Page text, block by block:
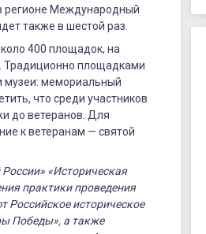
регионе Международный
также в шестой раз.
400 площадок, на
Традиционно площадками
музеи: мемориальный
что среди участников
до ветеранов. Для
к ветеранам — святой
«Историческая
практики проведения
Российское историческое
Победы», а также